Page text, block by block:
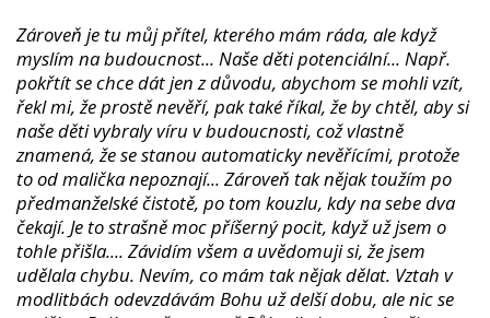
Zároveň je tu můj přítel, kterého mám ráda, ale když
myslím na budoucnost... Naše děti potenciální... Např.
pokřtít se chce dát jen z důvodu, abychom se mohli vzít,
řekl mi, že prostě nevěří, pak také říkal, že by chtěl, aby si
naše děti vybraly víru v budoucnosti, což vlastně
znamená, že se stanou automaticky nevěřícími, protože
to od malička nepoznají... Zároveň tak nějak toužím po
předmanželské čistotě, po tom kouzlu, kdy na sebe dva
čekají. Je to strašně moc příšerný pocit, když už jsem o
tohle přišla.... Závidím všem a uvědomuji si, že jsem
udělala chybu. Nevím, co mám tak nějak dělat. Vztah v
modlitbách odevzdávám Bohu už delší dobu, ale nic se